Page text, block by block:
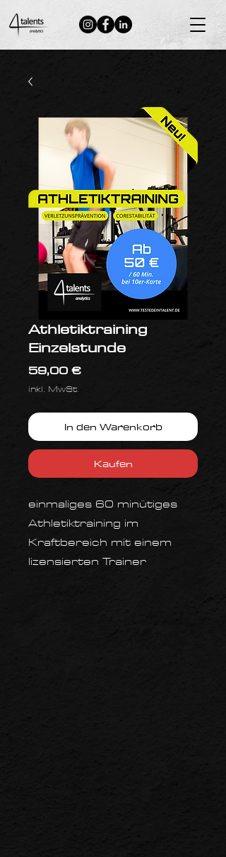
Neuigkeiten
Athletiktraining
Einzelstunde
59,00 €Preis
inkl. MwSt.
In den Warenkorb
Kaufen
einmaliges 60 minütiges
Athletiktraining im
Kraftbereich mit einem
lizensierten Trainer